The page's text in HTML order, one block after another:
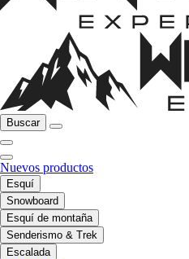
Buscar
Nuevos productos
Esquí
Snowboard
Esquí de montaña
Senderismo & Trek
Escalada